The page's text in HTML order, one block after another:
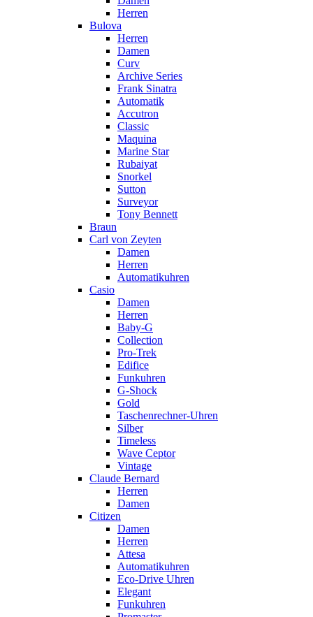
Herren
Bulova
Herren
Damen
Curv
Archive Series
Frank Sinatra
Automatik
Accutron
Classic
Maquina
Marine Star
Rubaiyat
Snorkel
Sutton
Surveyor
Tony Bennett
Braun
Carl von Zeyten
Damen
Herren
Automatikuhren
Casio
Damen
Herren
Baby-G
Collection
Pro-Trek
Edifice
Funkuhren
G-Shock
Gold
Taschenrechner-Uhren
Silber
Timeless
Wave Ceptor
Vintage
Claude Bernard
Herren
Damen
Citizen
Damen
Herren
Attesa
Automatikuhren
Eco-Drive Uhren
Elegant
Funkuhren